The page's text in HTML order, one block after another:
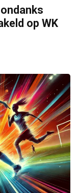
op WK